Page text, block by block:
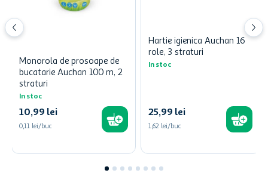
Monorola de prosoape de
bucatarie Auchan 100 m, 2
straturi
In stoc
10,99 lei
0,11 lei/buc
Hartie igienica Auchan 16
role, 3 straturi
In stoc
25,99 lei
1,62 lei/buc